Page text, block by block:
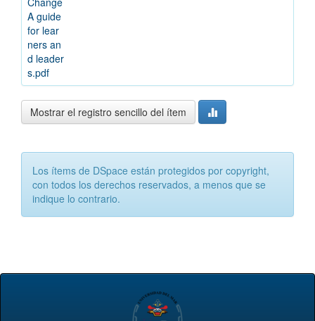
A guide
for lear
ners an
d leader
s.pdf
Mostrar el registro sencillo del ítem
Los ítems de DSpace están protegidos por copyright,
con todos los derechos reservados, a menos que se
indique lo contrario.